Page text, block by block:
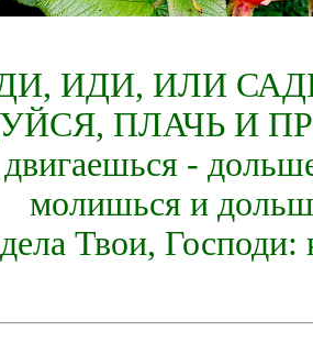
ИДИ, ИЛИ
ПЛАЧЬ И
-
молишься и
Твои, Господи: